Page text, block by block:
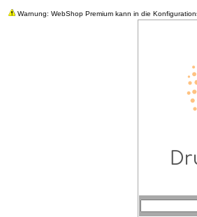
Warnung: WebShop Premium kann in die